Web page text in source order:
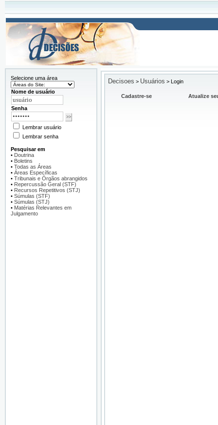
Selecione uma área
Nome de usuário
Senha
Lembrar usuário
Lembrar senha
Pesquisar em
• Doutrina
• Boletins
• Todas as Áreas
• Áreas Específicas
• Tribunais e Órgãos abrangidos
• Repercussão Geral (STF)
• Recursos Repetitivos (STJ)
• Súmulas (STF)
• Súmulas (STJ)
• Matérias Relevantes em
Julgamento
Decisoes > Usuários > Login
Cadastre-se Atualize